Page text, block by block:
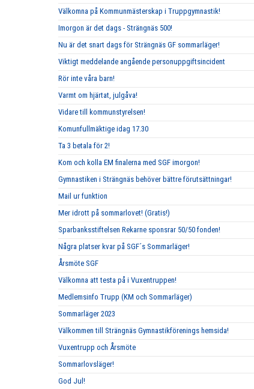
Välkomna på Kommunmästerskap i Truppgymnastik!
Imorgon är det dags - Strängnäs 500!
Nu är det snart dags för Strängnäs GF sommarläger!
Viktigt meddelande angående personuppgiftsincident
Rör inte våra barn!
Varmt om hjärtat, julgåva!
Vidare till kommunstyrelsen!
Komunfullmäktige idag 17.30
Ta 3 betala för 2!
Kom och kolla EM finalerna med SGF imorgon!
Gymnastiken i Strängnäs behöver bättre förutsättningar!
Mail ur funktion
Mer idrott på sommarlovet! (Gratis!)
Sparbanksstiftelsen Rekarne sponsrar 50/50 fonden!
Några platser kvar på SGF´s Sommarläger!
Årsmöte SGF
Välkomna att testa på i Vuxentruppen!
Medlemsinfo Trupp (KM och Sommarläger)
Sommarläger 2023
Välkommen till Strängnäs Gymnastikförenings hemsida!
Vuxentrupp och Årsmöte
Sommarlovsläger!
God Jul!